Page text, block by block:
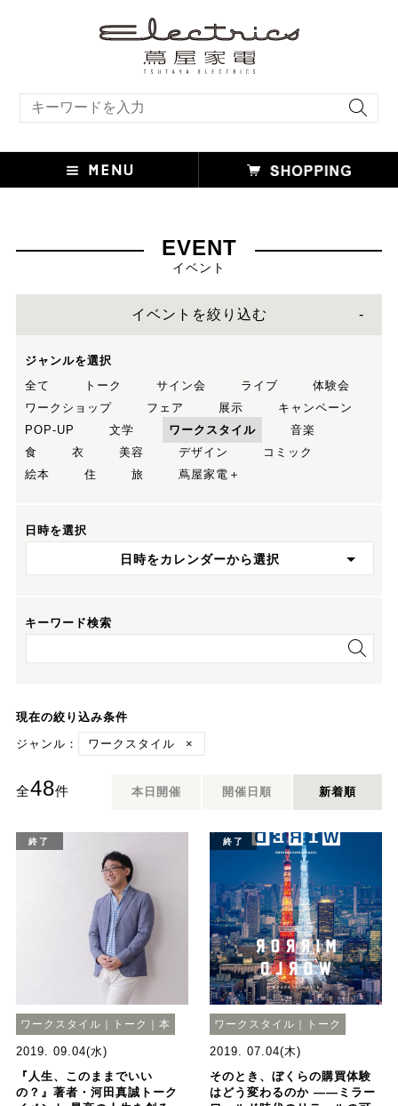
EVENT
イベント
イベントを絞り込む
ジャンルを選択
全て
トーク サイン会 ライブ
体験会
ワークショップ
フェア 展示
キャンペーン
POP-UP
文学 ワークスタイル
音楽
食
衣 美容 デザイン
コミック
絵本
住 旅 蔦屋家電＋
日時を選択
日時をカレンダーから選択
キーワード検索
現在の絞り込み条件
ジャンル：
ワークスタイル ×
全48件 本日開催 開催日順 新着順
終了
ワークスタイル｜トーク｜本
2019. 09.04(水)
『人生、このままでいい
の？』著者・河田真誠トーク
終了
ワークスタイル｜トーク
2019. 07.04(木)
そのとき、ぼくらの購買体験
はどう変わるのか ――ミラー